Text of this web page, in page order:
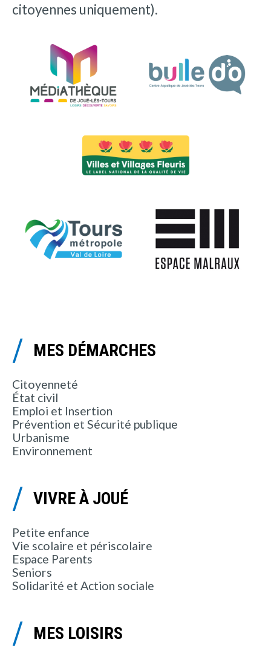
citoyennes uniquement).
MES DÉMARCHES
Citoyenneté
État civil
Emploi et Insertion
Prévention et Sécurité publique
Urbanisme
Environnement
VIVRE À JOUÉ
Petite enfance
Vie scolaire et périscolaire
Espace Parents
Seniors
Solidarité et Action sociale
MES LOISIRS